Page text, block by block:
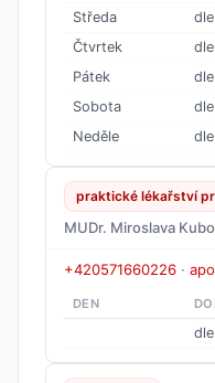
Středa
Čtvrtek
Pátek
Sobota
Neděle
praktické lékařství
MUDr. Miroslava
+420571660226 ·
DEN